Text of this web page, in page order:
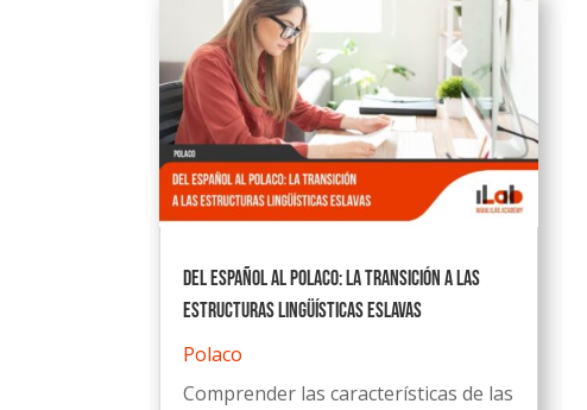
Del español al polaco: La transición a las
estructuras lingüísticas eslavas
Polaco
Comprender las características de las